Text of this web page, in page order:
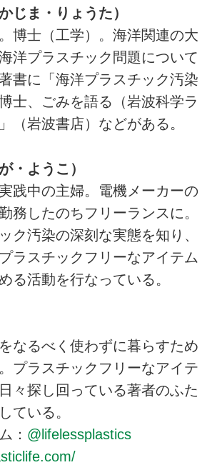
じま・りょうた）
博士（工学）。海洋関連の大
洋プラスチック問題について
書に「海洋プラスチック汚染
士、ごみを語る（岩波科学ラ
（岩波書店）などがある。
・ようこ）
践中の主婦。電機メーカーの
務したのちフリーランスに。
ク汚染の深刻な実態を知り、
ラスチックフリーなアイテム
る活動を行なっている。
なるべく使わずに暮らすため
プラスチックフリーなアイテ
々探し回っている著者のふた
ている。
： @lifelessplastics